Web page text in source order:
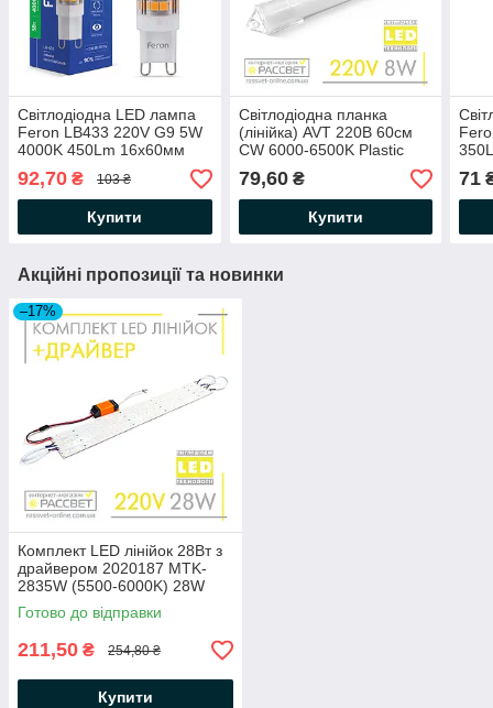
Світлодіодна LED лампа
Feron LB433 220V G9 5W
4000K 450Lm 16х60мм
прозора в пластиковому
корпусі (220В 5Вт)
92,70 ₴ 103 ₴
Купити
Світлодіодна планка
(лінійка) AVT 220В 60см
CW 6000-6500K Plastic
220V 8Вт 900Lm
615*15*9мм матова біла
холодна
79,60₴
Купити
або
71
Акційні пропозиції та новинки
–17%
Комплект LED лінійок 28Вт з
драйвером 2020187 MTK-
2835W (5500-6000K) 28W
50см для заміни
люмінесцентних ламп
Готово до відправки
211,50 ₴ 254,80 ₴
Купити